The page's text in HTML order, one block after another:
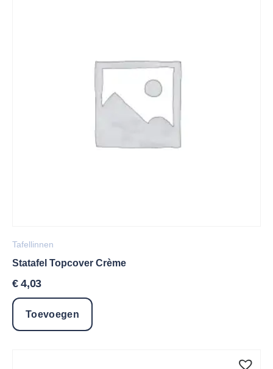
Tafellinnen
Statafel Topcover Crème
€4,03
Toevoegen